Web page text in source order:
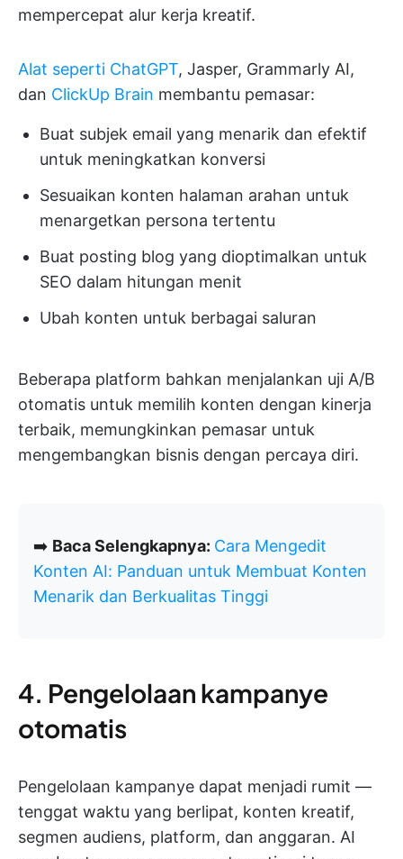
mempercepat alur kerja kreatif.
Alat seperti ChatGPT, Jasper, Grammarly AI,
dan ClickUp Brain membantu pemasar:
Buat subjek email yang menarik dan efektif
untuk meningkatkan konversi
Sesuaikan konten halaman arahan untuk
menargetkan persona tertentu
Buat posting blog yang dioptimalkan untuk
SEO dalam hitungan menit
Ubah konten untuk berbagai saluran
Beberapa platform bahkan menjalankan uji A/B
otomatis untuk memilih konten dengan kinerja
terbaik, memungkinkan pemasar untuk
mengembangkan bisnis dengan percaya diri.
➡️ Baca Selengkapnya: Cara Mengedit
Konten AI: Panduan untuk Membuat Konten
Menarik dan Berkualitas Tinggi
4. Pengelolaan kampanye
otomatis
Pengelolaan kampanye dapat menjadi rumit —
tenggat waktu yang berlipat, konten kreatif,
segmen audiens, platform, dan anggaran. AI